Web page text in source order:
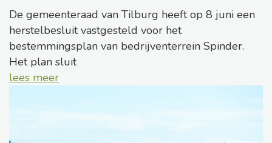
De gemeenteraad van Tilburg heeft op 8 juni een
herstelbesluit vastgesteld voor het
bestemmingsplan van bedrijventerrein Spinder.
Het plan sluit
lees meer